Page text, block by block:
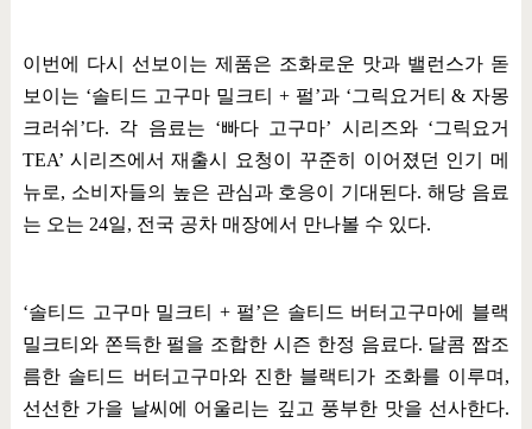
이번에 다시 선보이는 제품은 조화로운 맛과 밸런스가 돋
보이는 ‘솔티드 고구마 밀크티 + 펄’과 ‘그릭요거티& 자몽
크러쉬 ’다. 각 음료는 ‘빠다 고구마’ 시리즈와 ‘그릭요거
TEA’ 시리즈에서 재출시 요청이 꾸준히 이어졌던 인기 메
뉴로, 소비자들의 높은 관심과 호응이 기대된다.해당 음료
는 오는 24일, 전국 공차 매장에서 만나볼 수 있다.
‘솔티드 고구마 밀크티 + 펄’은 솔티드 버터고구마에 블랙
밀크티와 쫀득한 펄을 조합한 시즌 한정 음료다. 달콤 짭조
름한 솔티드 버터고구마와 진한 블랙티가 조화를 이루며 ,
선선한 가을 날씨에 어울리는 깊고 풍부한 맛을 선사한다.